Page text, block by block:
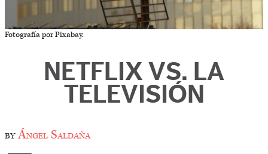
Fotografía por Pixabay.
NETFLIX VS. LA
TELEVISIÓN
byÁngel Saldaña